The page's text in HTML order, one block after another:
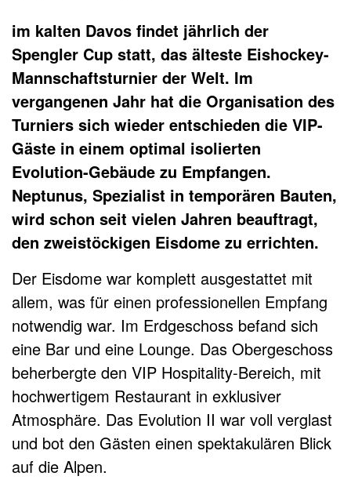
im kalten Davos findet jährlich der
Spengler Cup statt, das älteste Eishockey-
Mannschaftsturnier der Welt. Im
vergangenen Jahr hat die Organisation des
Turniers sich wieder entschieden die VIP-
Gäste in einem optimal isolierten
Evolution-Gebäude zu Empfangen.
Neptunus, Spezialist in temporären Bauten,
wird schon seit vielen Jahren beauftragt,
den zweistöckigen Eisdome zu errichten.
Der Eisdome war komplett ausgestattet mit
allem, was für einen professionellen Empfang
notwendig war. Im Erdgeschoss befand sich
eine Bar und eine Lounge. Das Obergeschoss
beherbergte den VIP Hospitality-Bereich, mit
hochwertigem Restaurant in exklusiver
Atmosphäre. Das Evolution II war voll verglast
und bot den Gästen einen spektakulären Blick
auf die Alpen.